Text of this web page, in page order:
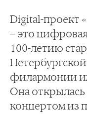
Digital-проект
– это
100-летию
филармонии
Она
концертом из